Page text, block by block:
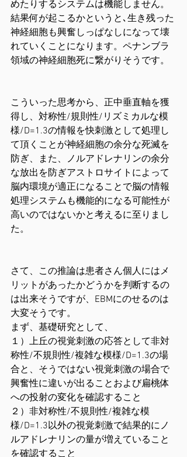
めたりするシステムは機能しません。
結果何が起こるかというと､生き残った
神経細胞も興奮しっぱなしになって壊
れていくことになります。ペナンブラ
領域の神経細胞死に繋がりそうです。
こういった思考から、正中垂直軸を獲
得し、対称性/規則性/リズミカルな模
様/D=1.3の情報を快刺激として処理し
て頂くことが神経細胞の余分な死滅を
防ぎ、また、ノルアドレナリンの余分
な放出を防ぎアストロサイトによって
脳内環境が適正になることで脳の情報
処理システムも機能的になる可能性が
高いのではないかと考えるに至りまし
た。
さて、この推論は患者さん個人にはメ
リットがあったかどうかを判断するの
は出来そうですが、EBMにのせるのは
大変そうです。
まず、基礎研究として、
１）上丘の視覚刺激の応答として非対
称性/不規則性/複雑な模様/D=1.3の場
合と、そうではない視覚刺激の場合で
興奮性に違いが出ることおよび扁桃体
への投射の変化を確認すること
２）非対称性/不規則性/複雑な模
様/D=1.3以外の視覚刺激で結果的にノ
ルアドレナリンの量が増えていること
を確認すること